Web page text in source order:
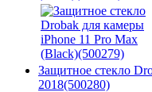
Защитное стекло
2018(500280)